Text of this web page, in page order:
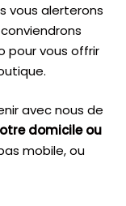
vous alerterons
pour vous offrir
avec nous de
domicile ou
mobile, ou